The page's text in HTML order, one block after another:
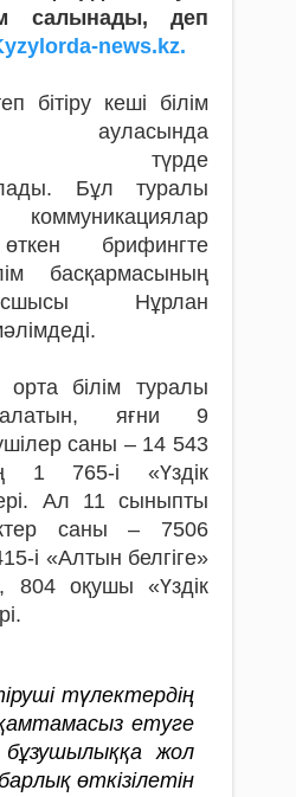
салынады, деп
news.kz.
бітіру кеші білім
ауласында
түрде
Бұл туралы
брифингте
басқармасының
Нұрлан
орта білім туралы
алатын, яғни 9
саны – 14 543
1 765-і «Үздік
Ал 11 сыныпты
саны – 7506
і «Алтын белгіге»
804 оқушы «Үздік
түлектердің
қамтамасыз етуге
жол
өткізілетін